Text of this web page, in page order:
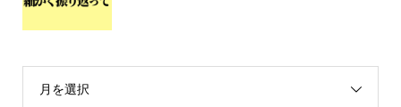
月を選択